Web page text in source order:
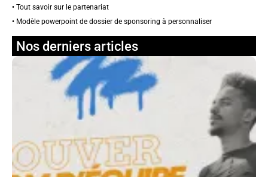
• Tout savoir sur le partenariat
• Modèle powerpoint de dossier de sponsoring à personnaliser
Nos derniers articles